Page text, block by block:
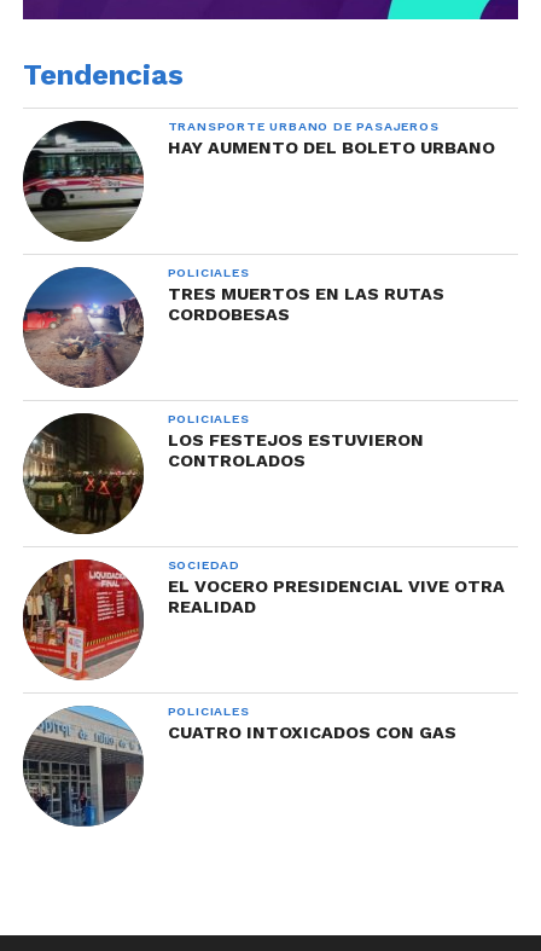
Tendencias
TRANSPORTE URBANO DE PASAJEROS
HAY AUMENTO DEL BOLETO URBANO
POLICIALES
TRES MUERTOS EN LAS RUTAS
CORDOBESAS
POLICIALES
LOS FESTEJOS ESTUVIERON
CONTROLADOS
SOCIEDAD
EL VOCERO PRESIDENCIAL VIVE OTRA
REALIDAD
POLICIALES
CUATRO INTOXICADOS CON GAS